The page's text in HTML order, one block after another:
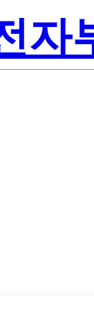
자